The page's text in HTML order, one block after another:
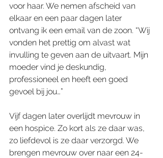
voor haar. We nemen afscheid van
elkaar en een paar dagen later
ontvang ik een email van de zoon. “Wij
vonden het prettig om alvast wat
invulling te geven aan de uitvaart. Mijn
moeder vind je deskundig,
professioneel en heeft een goed
gevoel bij jou…”
Vijf dagen later overlijdt mevrouw in
een hospice. Zo kort als ze daar was,
zo liefdevol is ze daar verzorgd. We
brengen mevrouw over naar een 24-